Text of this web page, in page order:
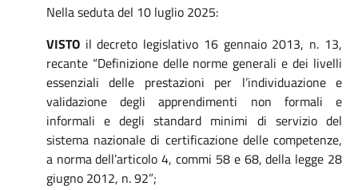
Nella seduta del 10 luglio 2025:
VISTOil decreto legislativo 16 gennaio 2013, n. 13,
recante “Definizione delle norme generali e dei livelli
essenziali delle prestazioni per l’individuazione e
validazione degli apprendimenti non formali e
informali e degli standard minimi di servizio del
sistema nazionale di certificazione delle competenze,
a norma dell’articolo 4, commi 58 e 68, della legge 28
giugno 2012, n. 92”;